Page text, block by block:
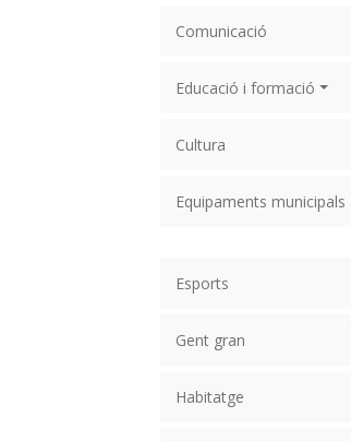
Comunicació
Educació i formació
Cultura
Equipaments municipals
Esports
Gent gran
Habitatge